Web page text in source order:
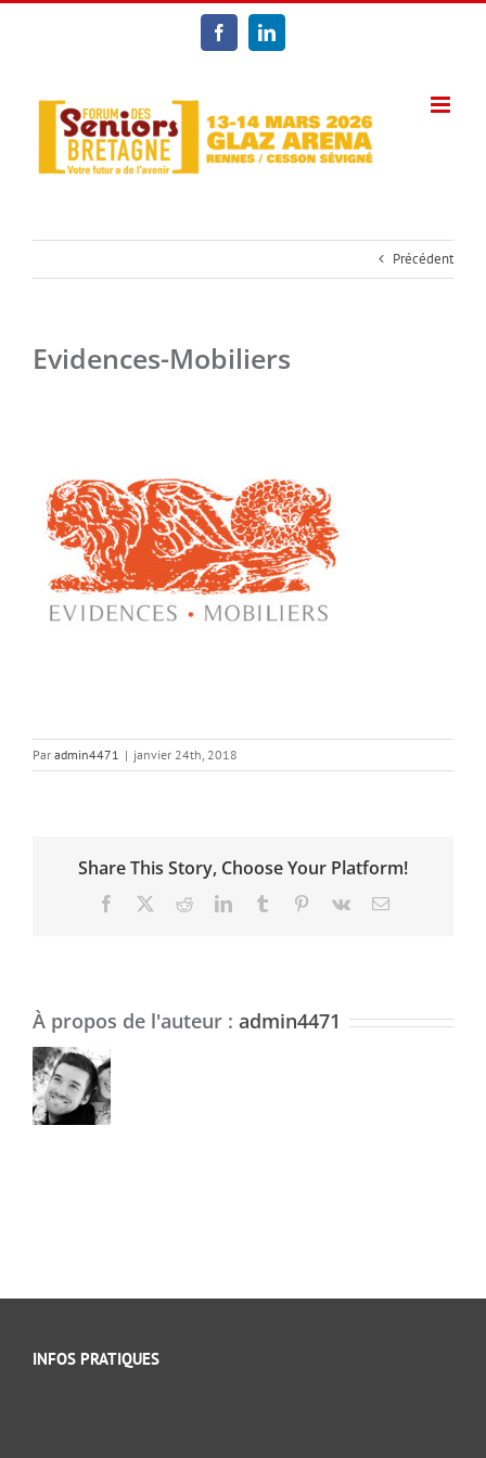
Passer
FacebookLinkedIn
Précédent
Evidences-Mobiliers
Par admin4471 | janvier 24th, 2018
Share This Story, Choose Your Platform!
Facebook RedditLinkedInTumblr Pinterest
Vk Email
À propos de l'auteur : admin4471
INFOS PRATIQUES